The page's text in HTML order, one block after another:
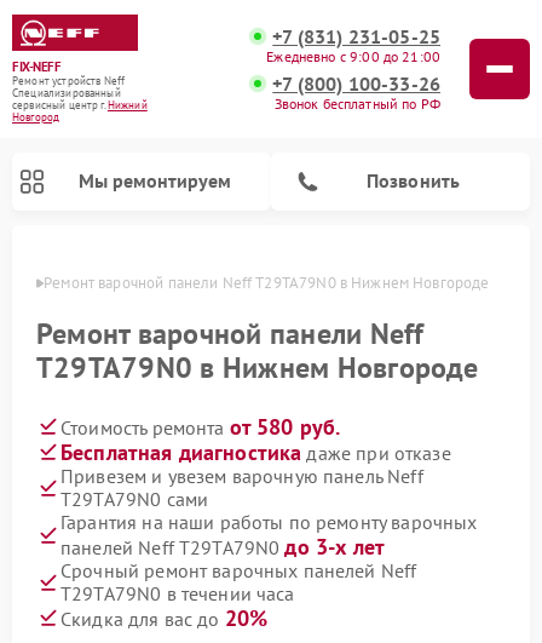
FIX-NEFF
Ремонт устройств Neff
Специализированный
cервисный центр г.Нижний
Новгород
+7 (831) 231-05-25
Ежедневно с 9:00 до 21:00
+7 (800) 100-33-26
Звонок бесплатный по РФ
Мы ремонтируем Позвонить
Ремонт варочной панели Neff T29TA79N0 в Нижнем Новгороде
Ремонт варочной панели Neff
T29TA79N0 в Нижнем Новгороде
Стоимость ремонта от 580 руб.
Бесплатная диагностика даже при отказе
Привезем и увезем варочную панель Neff
T29TA79N0 сами
Гарантия на наши работы по ремонту варочных
панелей Neff T29TA79N0до 3-х лет
Срочный ремонт варочных панелей Neff
T29TA79N0 в течении часа
Скидка для вас до 20%